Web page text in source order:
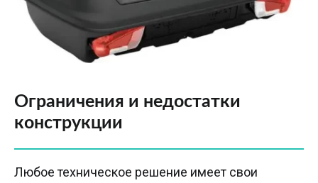
Ограничения и недостатки
конструкции
Любое техническое решение имеет свои